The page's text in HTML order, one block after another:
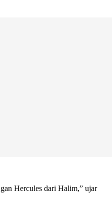
Hercules dari Halim,” ujar